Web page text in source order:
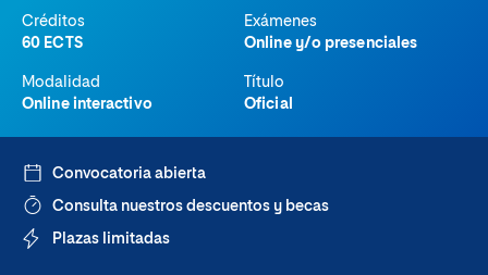
Créditos
60 ECTS
Exámenes
Online y/o presenciales
Modalidad
Online interactivo
Título
Oficial
Convocatoria abierta
Consulta nuestros descuentos y becas
Plazas limitadas